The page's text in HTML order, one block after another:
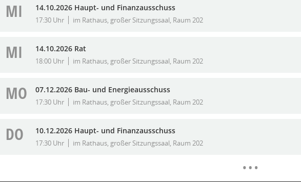
MI 14.10.2026 Haupt- und Finanzausschuss
17:30 Uhr im Rathaus, großer Sitzungssaal, Raum 202
MI 14.10.2026 Rat
18:00 Uhr im Rathaus, großer Sitzungssaal, Raum 202
MO 07.12.2026 Bau- und Energieausschuss
17:30 Uhr im Rathaus, großer Sitzungssaal, Raum 202
DO 10.12.2026 Haupt- und Finanzausschuss
17:30 Uhr im Rathaus, großer Sitzungssaal, Raum 202
…